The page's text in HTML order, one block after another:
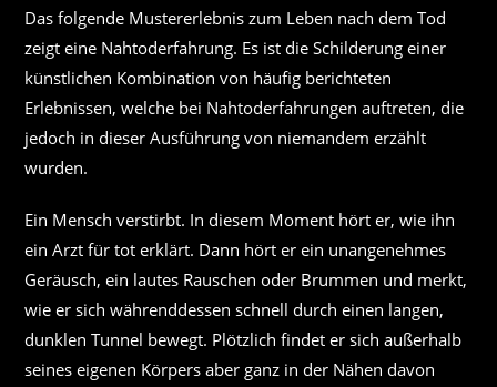
Das folgende Mustererlebnis zum Leben nach dem Tod
zeigt eine Nahtoderfahrung. Es ist die Schilderung einer
künstlichen Kombination von häufig berichteten
Erlebnissen, welche bei Nahtoderfahrungen auftreten, die
jedoch in dieser Ausführung von niemandem erzählt
wurden.
Ein Mensch verstirbt. In diesem Moment hört er, wie ihn
ein Arzt für tot erklärt. Dann hört er ein unangenehmes
Geräusch, ein lautes Rauschen oder Brummen und merkt,
wie er sich währenddessen schnell durch einen langen,
dunklen Tunnel bewegt. Plötzlich findet er sich außerhalb
seines eigenen Körpers aber ganz in der Nähen davon